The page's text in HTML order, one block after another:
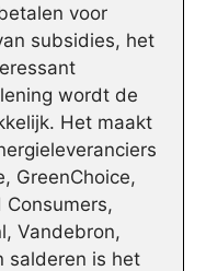
voor
subsidies, het
wordt de
Het maakt
GreenChoice,
Vandebron,
salderen is het